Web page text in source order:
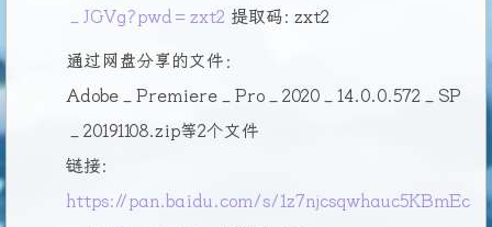
_JGVg?pwd=zxt2 提取码: zxt2
通过网盘分享的文件：
Adobe_Premiere_Pro_2020_14.0.0.572_SP
_20191108.zip等2个文件
链接:
https://pan.baidu.com/s/1z7njcsqwhauc5KBmEc